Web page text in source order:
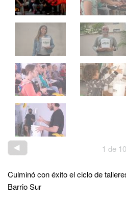
1 de 10
Culminó con éxito el ciclo de
Barrio Sur